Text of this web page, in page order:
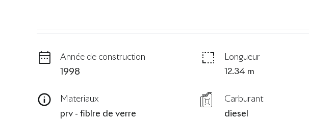
Année de construction
1998
Longueur
12.34 m
Materiaux
prv - fiblre de verre
Carburant
diesel